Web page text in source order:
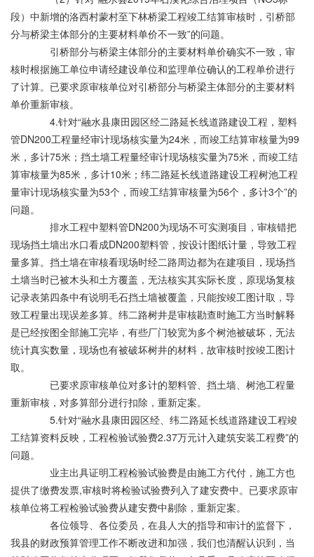
段）中新增的洛西村蒙村至下林桥梁工程竣工结算审核时，引桥部
分与桥梁主体部分的主要材料单价不一致”的问题。
引桥部分与桥梁主体部分的主要材料单价确实不一致，审
核时根据施工单位申请经建设单位和监理单位确认的工程单价进行
了计算。已要求原审核单位对引桥部分与桥梁主体部分的主要材料
单价重新审核。
4.针对“融水县康田园区经二路延长线道路建设工程，塑料
管DN200工程量经审计现场核实量为24米，而竣工结算审核量为99
米，多计75米；挡土墙工程量经审计现场核实量为75米，而竣工结
算审核量为85米，多计10米；纬二路延长线道路建设工程树池工程
量审计现场核实量为53个，而竣工结算审核量为56个，多计3个”的
问题。
排水工程中塑料管DN200为现场不可实测项目，审核错把
现场挡土墙出水口看成DN200塑料管，按设计图纸计量，导致工程
量多算。挡土墙在审核看现场时经二路周边都为在建项目，现场挡
土墙当时已被木头和土方覆盖，无法核实其实际长度，原现场复核
记录表第四条中有说明毛石挡土墙被覆盖，只能按竣工图计取，导
致工程量出现误差多算。纬二路树井是审核勘查时施工方当时解释
是已经按图全部施工完毕，有些厂门较宽为多个树池被破坏，无法
统计真实数量，现场也有被破坏树井的材料，故审核时按竣工图计
取。
已要求原审核单位对多计的塑料管、挡土墙、树池工程量
重新审核，对多算部分进行扣除，重新定案。
5.针对“融水县康田园区经、纬二路延长线道路建设工程竣
工结算资料反映，工程检验试验费2.37万元计入建筑安装工程费”的
问题。
业主出具证明工程检验试验费是由施工方代付，施工方也
提供了缴费发票,审核时将检验试验费列入了建安费中。已要求原审
核单位将工程检验试验费从建安费中剔除，重新定案。
各位领导、各位委员，在县人大的指导和审计的监督下，
我县的财政预算管理工作不断改进和加强，我们也清醒认识到，当